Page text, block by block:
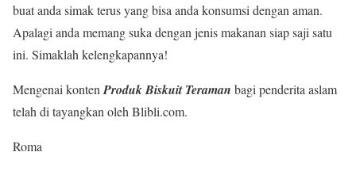
buat anda simak terus yang bisa anda konsumsi dengan aman.
Apalagi anda memang suka dengan jenis makanan siap saji satu
ini. Simaklah kelengkapannya!
Mengenai konten Produk Biskuit Teraman bagi penderita aslam
telah di tayangkan oleh Blibli.com.
Roma